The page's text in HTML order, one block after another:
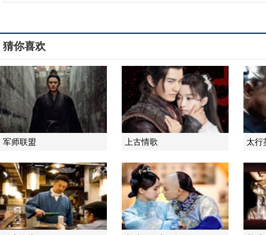
猜你喜欢
军师联盟 上古情歌 太行